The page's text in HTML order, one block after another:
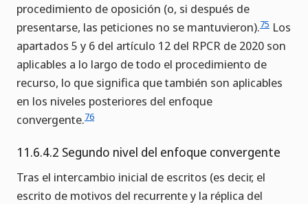
procedimiento de oposición (o, si después de
presentarse, las peticiones no se mantuvieron).75 Los
apartados 5 y 6 del artículo 12 del RPCR de 2020 son
aplicables a lo largo de todo el procedimiento de
recurso, lo que significa que también son aplicables
en los niveles posteriores del enfoque
convergente.76
11.6.4.2 Segundo nivel del enfoque convergente
Tras el intercambio inicial de escritos (es decir, el
escrito de motivos del recurrente y la réplica del